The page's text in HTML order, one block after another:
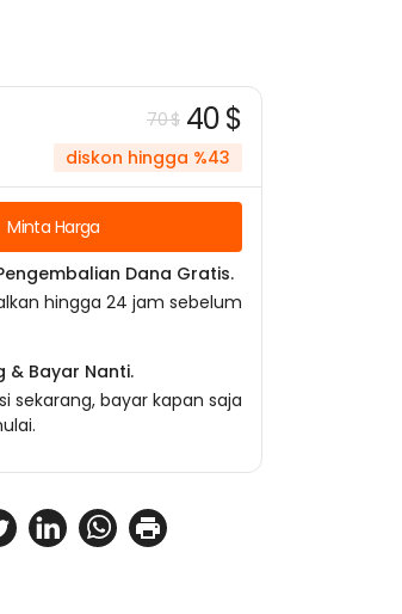
70 $ 40 $
diskon hingga %43
Minta Harga
Dana Gratis.
hingga 24 jam sebelum
& Bayar Nanti.
sekarang, bayar kapan saja